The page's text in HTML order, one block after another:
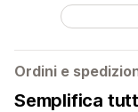
Ordini e
Semplifica